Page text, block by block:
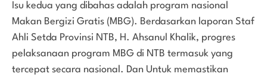
Isu kedua yang dibahas adalah program nasional
Makan Bergizi Gratis (MBG). Berdasarkan laporan Staf
Ahli Setda Provinsi NTB, H. Ahsanul Khalik, progres
pelaksanaan program MBG di NTB termasuk yang
tercepat secara nasional. Dan Untuk memastikan